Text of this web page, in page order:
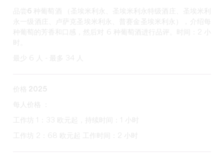
品尝 6 种葡萄酒
（圣埃米利永、圣埃米利永特级酒庄、圣埃米利
永一级酒庄、卢萨克圣埃米利永、普赛金圣埃米利永），介绍每
种葡萄的芳香和口感，然后对 6 种葡萄酒进行品评。时间：2 小
最少 6 人 - 最多 34 人
价格 2025
每人价格 ：
工作坊 1：33 欧元起，持续时间：1 小时
工作坊 2：68 欧元起 工作时间：2 小时